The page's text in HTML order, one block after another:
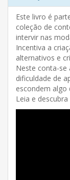
Este livro é
coleção de
intervir nas
Incentiva a
alternativos e
Neste conta-se
dificuldade de
escondem algo
Leia e